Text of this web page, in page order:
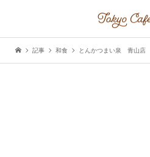
記事 和食 とんかつまい泉 青山店